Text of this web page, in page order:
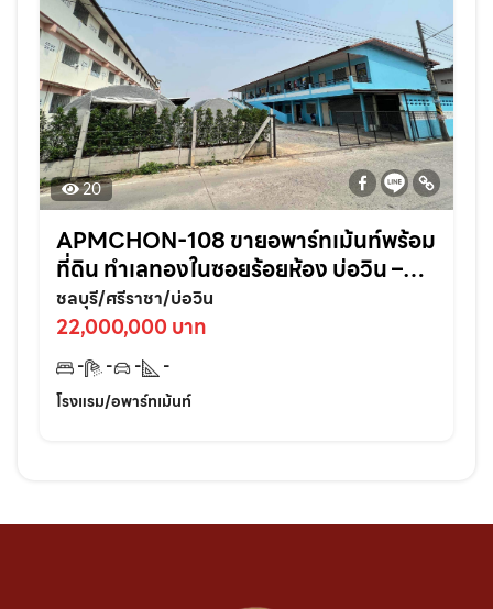
20
APMCHON-108 ขายอพาร์ทเม้นท์พร้อม
ที่ดิน ทำเลทองในซอยร้อยห้อง บ่อวิน –
ศรีราชา ติดแหล่งชุมชนเหมาะลงทุนต่อย
อดทันที!
ชลบุรี/ศรีราชา/บ่อวิน
22,000,000 บาท
- - -
-
โรงแรม/อพาร์ทเม้นท์